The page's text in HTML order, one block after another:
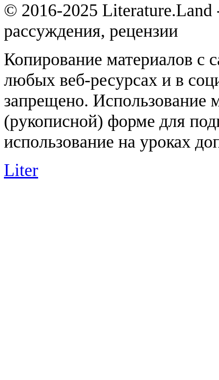
© 2016-2025 Literature.Land
рассуждения, рецензии
Копирование материалов с
любых веб-ресурсах и в
запрещено. Использование
(рукописной) форме для
использование на уроках
Liter